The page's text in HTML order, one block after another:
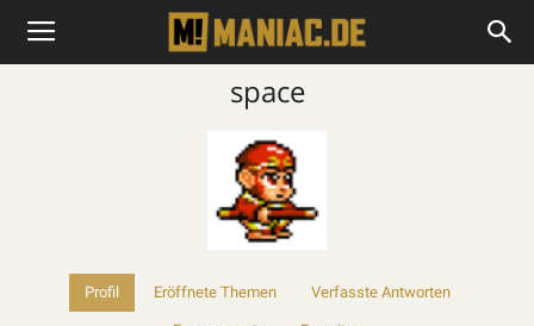
space
Profil Eröffnete Themen Verfasste Antworten